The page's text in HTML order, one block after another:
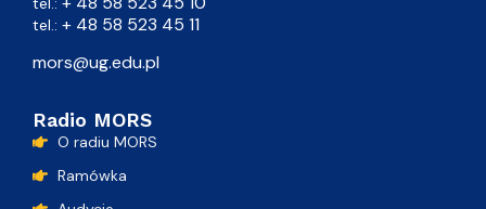
tel.: + 48 58 523 45 11
mors@ug.edu.pl
Radio MORS
O radiu MORS
Ramówka